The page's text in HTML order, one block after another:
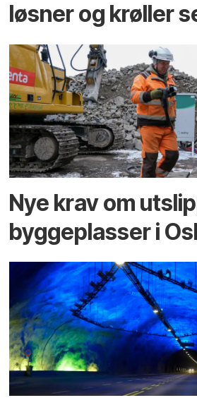
løsner og krøller
Nye krav om
byggeplasser i